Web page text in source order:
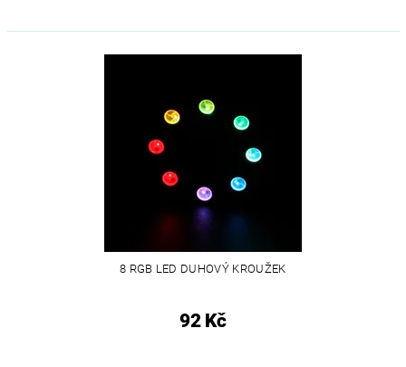
8 RGB LED DUHOVÝ KROUŽEK
92 Kč